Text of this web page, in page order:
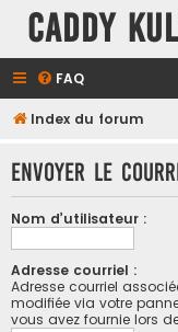
Caddy
FAQ
Index du forum
Envoyer le
Nom d’utilisateur :
Adresse courriel :
Adresse courriel
modifiée via votre
vous avez fournie lors